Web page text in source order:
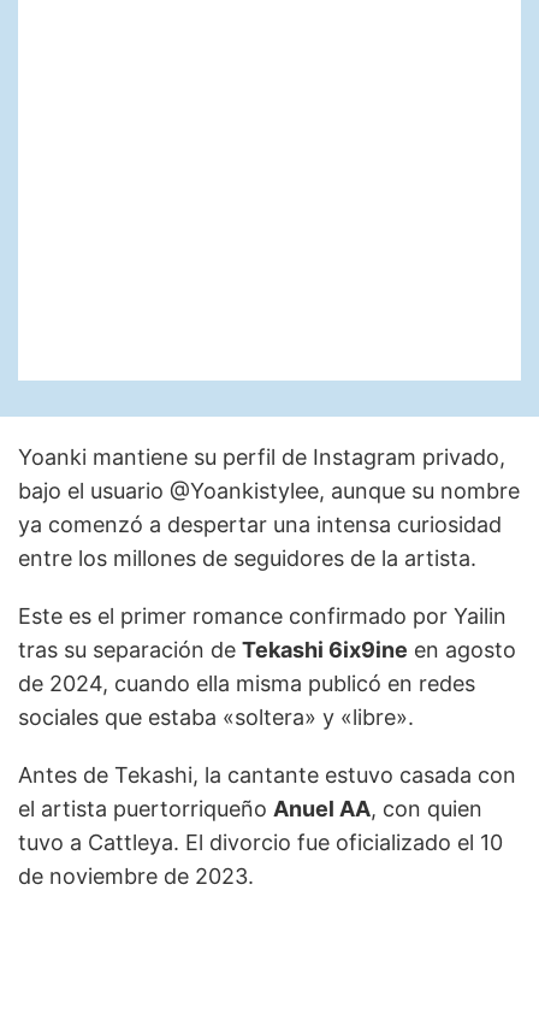
Yoanki mantiene su perfil de Instagram privado,
bajo el usuario @Yoankistylee, aunque su nombre
ya comenzó a despertar una intensa curiosidad
entre los millones de seguidores de la artista.
Este es el primer romance confirmado por Yailin
tras su separación de Tekashi 6ix9ine en agosto
de 2024, cuando ella misma publicó en redes
sociales que estaba «soltera» y «libre».
Antes de Tekashi, la cantante estuvo casada con
el artista puertorriqueño Anuel AA, con quien
tuvo a Cattleya. El divorcio fue oficializado el 10
de noviembre de 2023.